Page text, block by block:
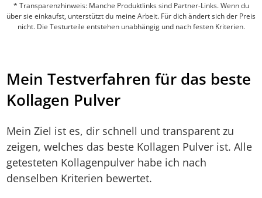
* Transparenzhinweis: Manche Produktlinks sind Partner-Links. Wenn du
über sie einkaufst, unterstützt du meine Arbeit. Für dich ändert sich der Preis
nicht. Die Testurteile entstehen unabhängig und nach festen Kriterien.
Mein Testverfahren für das beste
Kollagen Pulver
Mein Ziel ist es, dir schnell und transparent zu
zeigen, welches das beste Kollagen Pulver ist. Alle
getesteten Kollagenpulver habe ich nach
denselben Kriterien bewertet.